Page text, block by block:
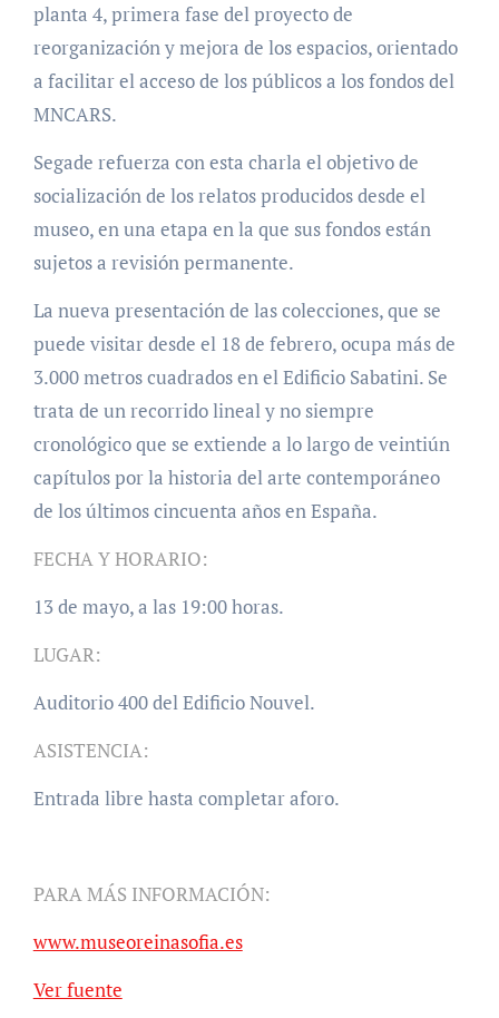
planta 4, primera fase del proyecto de
reorganización y mejora de los espacios, orientado
a facilitar el acceso de los públicos a los fondos del
MNCARS.
Segade refuerza con esta charla el objetivo de
socialización de los relatos producidos desde el
museo, en una etapa en la que sus fondos están
sujetos a revisión permanente.
La nueva presentación de las colecciones, que se
puede visitar desde el 18 de febrero, ocupa más de
3.000 metros cuadrados en el Edificio Sabatini. Se
trata de un recorrido lineal y no siempre
cronológico que se extiende a lo largo de veintiún
capítulos por la historia del arte contemporáneo
de los últimos cincuenta años en España.
FECHA Y HORARIO:
13 de mayo, a las 19:00 horas.
LUGAR:
Auditorio 400 del Edificio Nouvel.
ASISTENCIA:
Entrada libre hasta completar aforo.
PARA MÁS INFORMACIÓN:
www.museoreinasofia.es
Ver fuente